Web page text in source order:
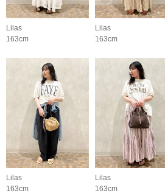
Lilas
163cm
Lilas
163cm
Lilas
163cm
Lilas
163cm